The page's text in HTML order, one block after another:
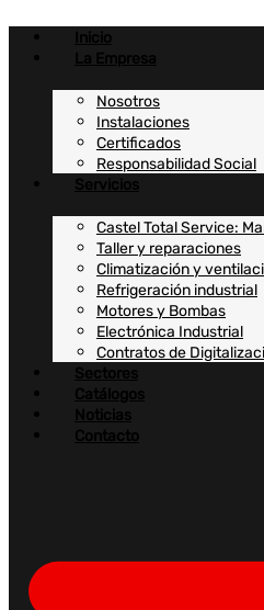
contenido
Inicio
La Empresa
Nosotros
Instalaciones
Certificados
Responsabilidad Social
Servicios
Castel Total Service:
Taller y reparaciones
Climatización y
Refrigeración industrial
Motores y Bombas
Electrónica Industrial
Contratos de
Sectores
Catálogos
Noticias
Contacto